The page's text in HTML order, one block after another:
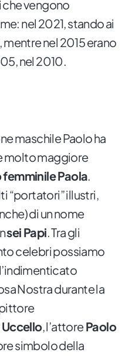
che vengono
nel 2021, stando ai
mentre nel 2015 erano
nel 2010.
maschile Paolo ha
molto maggiore
Paola.
“portatori” illustri,
di un nome
sei Papi. Tra gli
celebri possiamo
Nostra durante la
pittore
, l’attorePaolo
simbolo della